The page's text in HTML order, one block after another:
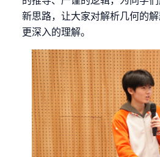
新思路，让大家对解析几何的解
更深入的理解。